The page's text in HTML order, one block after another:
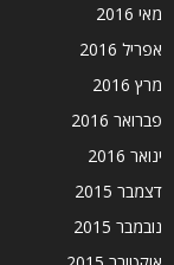
מאי 2016
אפריל 2016
מרץ 2016
פברואר 2016
ינואר 2016
דצמבר 2015
נובמבר 2015